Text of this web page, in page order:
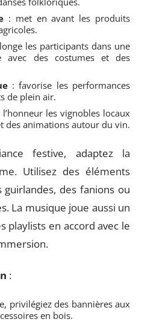
: met en avant les produits
les participants dans une
avec des costumes et des
: favorise les performances
de plein air.
les vignobles locaux
des animations autour du vin.
festive, adaptez la
Utilisez des éléments
des fanions ou
La musique joue aussi un
playlists en accord avec le
:
privilégiez des bannières aux
en bois.